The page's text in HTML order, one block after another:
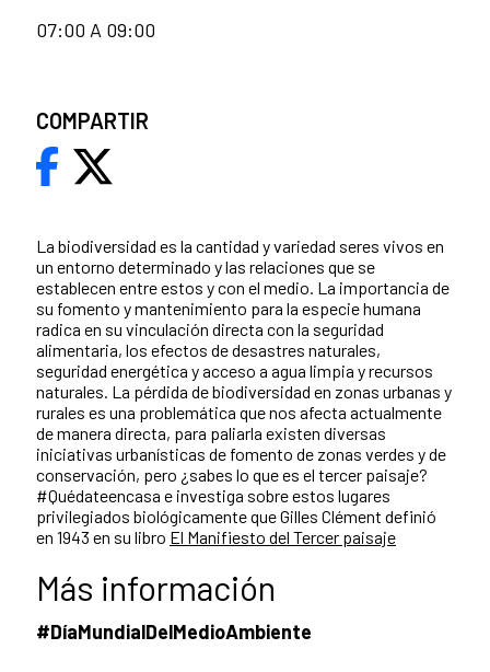
La biodiversidad es la cantidad y variedad seres vivos en
un entorno determinado y las relaciones que se
establecen entre estos y con el medio. La importancia de
su fomento y mantenimiento para la especie humana
radica en su vinculación directa con la seguridad
alimentaria, los efectos de desastres naturales,
seguridad energética y acceso a agua limpia y recursos
naturales. La pérdida de biodiversidad en zonas urbanas y
rurales es una problemática que nos afecta actualmente
de manera directa, para paliarla existen diversas
iniciativas urbanísticas de fomento de zonas verdes y de
conservación, pero ¿sabes lo que es el tercer paisaje?
#Quédateencasa e investiga sobre estos lugares
privilegiados biológicamente que Gilles Clément definió
en 1943 en su libro El Manifiesto del Tercer paisaje
Más información
#DíaMundialDelMedioAmbiente
07:00 A 09:00
COMPARTIR